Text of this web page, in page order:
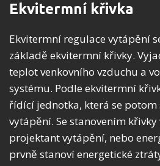
Ekvitermní křivka
Ekvitermní regulace vytápění
základě ekvitermní křivky.
teplot venkovního vzduchu a
systému. Podle ekvitermní
řídící jednotka, která se
vytápění. Se stanovením
projektant vytápění, nebo
prvně stanoví energetické